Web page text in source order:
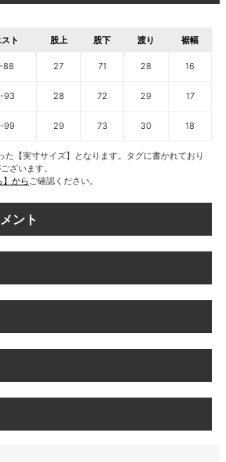
ト 股上 股下 渡り 裾幅
88 27 71 28 16
93 28 72 29 17
99 29 73 30 18
た【実寸サイズ】となります。タグに書かれており
ざいます。
】からご確認ください。
ント